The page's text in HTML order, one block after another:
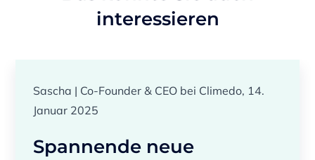
interessieren
Sascha | Co-Founder & CEO bei Climedo, 14.
Januar 2025
Spannende neue